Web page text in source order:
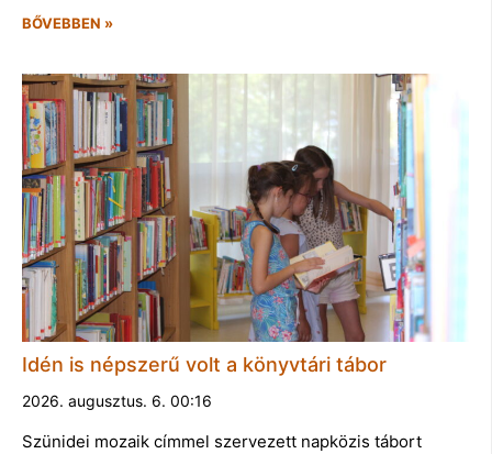
BŐVEBBEN »
Idén is népszerű volt a könyvtári tábor
2026. augusztus. 6. 00:16
Szünidei mozaik címmel szervezett napközis tábort